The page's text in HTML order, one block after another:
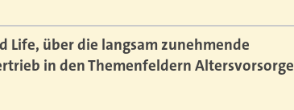
über die langsam zunehmende
in den Themenfeldern Altersvorsorge